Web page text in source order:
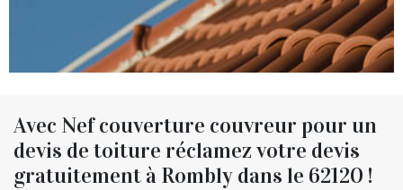
Avec Nef couverture couvreur pour un
devis de toiture réclamez votre devis
gratuitement à Rombly dans le 62120 !